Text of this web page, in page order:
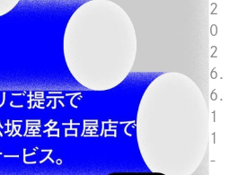
2
0
2
6.
6.
1
1
-